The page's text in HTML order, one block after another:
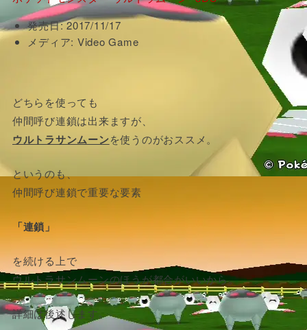
発売日:2017/11/17
メディア: Video Game
どちらを使っても
仲間呼び連鎖は出来ますが、
ウルトラサンムーンを使うのがおススメ。
というのも、
仲間呼び連鎖で重要な要素
「連鎖」
を続ける上で
ウルトラサンムーンのほうが都合がいいから。
詳細は後述します。